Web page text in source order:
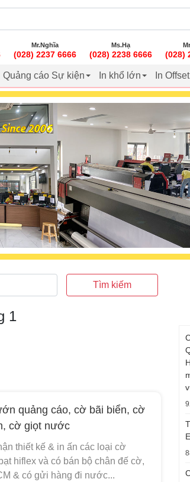
Mr.Nghĩa
(028) 2237 6666
Ms.Hạ
(028) 2238 6666 (028)
Quảng cáo Sự kiện In khổ lớn In
Tìm kiếm
1
quảng cáo, cờ bãi biển, cờ
cờ giọt nước
thiết kế & in ấn các loại cờ
hiflex và có bán bộ chân đế cờ,
& có gửi hàng đi nước...